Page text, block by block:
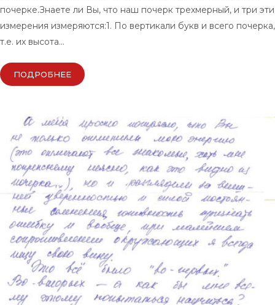
почерке.Знаете ли Вы, что наш почерк трехмерный, и три эти
измерения измеряются:1. По вертикали букв и всего почерка,
т.е. их высота…
ПОДРОБНЕЕ